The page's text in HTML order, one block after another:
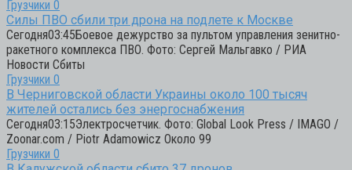
Грузчики 0
Силы ПВО сбили три дрона на подлете к Москве
Сегодня03:45Боевое дежурство за пультом управления зенитно-
ракетного комплекса ПВО. Фото: Сергей Мальгавко / РИА
Новости Сбиты
Грузчики 0
В Черниговской области Украины около 100 тысяч
жителей остались без энергоснабжения
Сегодня03:15Электросчетчик. Фото: Global Look Press / IMAGO /
Zoonar.com / Piotr Adamowicz Около 99
Грузчики 0